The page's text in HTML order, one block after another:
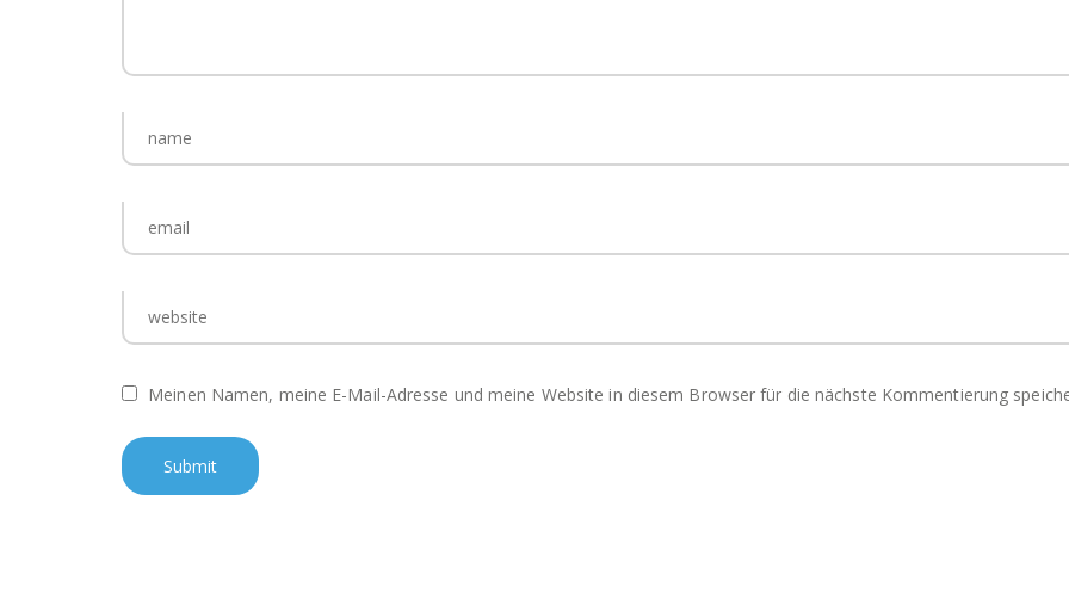
Meinen Namen, meine E-Mail-Adresse und meine Website in diesem Browser für die nächste Kommentierung